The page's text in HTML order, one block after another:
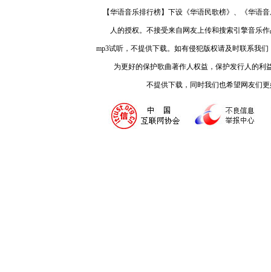
【华语音乐排行榜】下设《华语民歌榜》、《华语
人的授权。不接受来自网友上传和搜索引擎音乐
mp3试听，不提供下载。如有侵犯版权请及时联系我
为更好的保护歌曲著作人权益，保护发行人的
不提供下载，同时我们也希望网友们